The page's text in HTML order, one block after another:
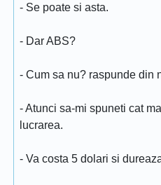
- Se poate si asta.
- Dar ABS?
- Cum sa nu? raspunde din
- Atunci sa-mi spuneti cat
lucrarea.
- Va costa 5 dolari si